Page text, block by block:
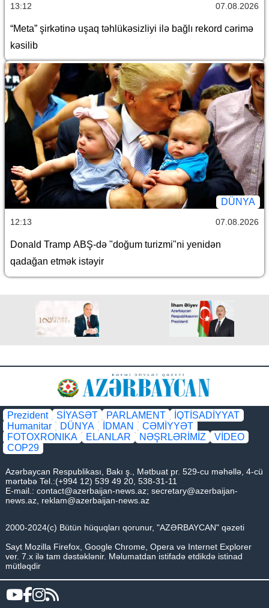
13:12 07.08.2026
“Meta” şirkətinə uşaq təhlükəsizliyi ilə bağlı rekord cərimə
kəsilib
DÜNYA
12:13 07.08.2026
Donald Tramp ABŞ-də "doğum turizmi"ni yenidən
qadağan etmək istəyir
Prezident SİYASƏT PARLAMENT
İQTİSADİYYAT
Humanitar
DÜNYA İDMAN
CƏMİYYƏT
FOTOXRONIKA
ELANLAR NƏŞRLƏRİMİZ
VİDEO
COP29
Azərbaycan Respublikası, Bakı ş., Mətbuat pr. 529-cu məhəllə, 4-cü
mərtəbə Tel.:(+994 12) 539 49 20, 538-31-11
E-mail.: contact@azerbaijan-news.az; secretary@azerbaijan-
news.az reklam@azerbaijan-news.az
2000-2024(c) Bütün hüquqları qorunur, "AZƏRBAYCAN" qəzeti
Sayt Mozilla Firefox, Google Chrome, Opera və Internet Explorer
ver. 7.x ilə tam dəstəklənir. Məlumatdan istifadə etdikdə istinad
mütləqdir